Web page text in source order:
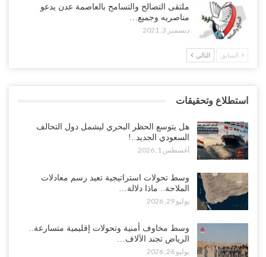
ملتقى التصالح والتسامح بالعاصمة عدن يدعو
مناصريه وجميع…
ديسمبر 3, 2021
السابق التالي
استطلاع وتحقيقات
هل يتوسع الحظر البحري ليشمل دول التحالف
السعودي الجديد..!
أغسطس 1, 2026
وسط تحولات استراتيجية تعيد رسم معادلات
الملاحة.. ماذا دلالة…
يوليو 29, 2026
وسط مخاوف أمنية وتحولات إقليمية متسارعة..
الرياض تجند الآلاف…
يوليو 26, 2026